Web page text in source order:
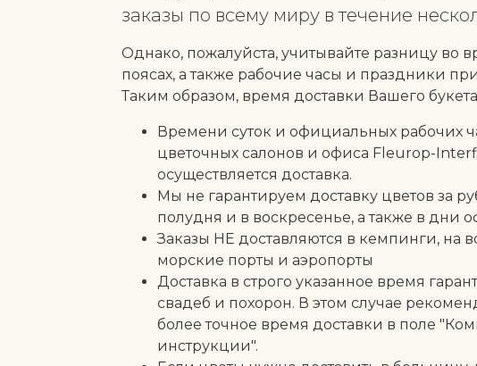
заказы по всему миру в течение
Однако, пожалуйста, учитывайте разницу во
поясах, а также рабочие часы и праздники
Таким образом, время доставки Вашего букета
Времени суток и официальных рабочих
цветочных салонов и офиса Fleurop-
осуществляется доставка.
Мы не гарантируем доставку цветов за
полудня и в воскресенье, а также в дни
Заказы НЕ доставляются в кемпинги, на
морские порты и аэропорты
Доставка в строго указанное время
свадеб и похорон. В этом случае
более точное время доставки в поле
инструкции".